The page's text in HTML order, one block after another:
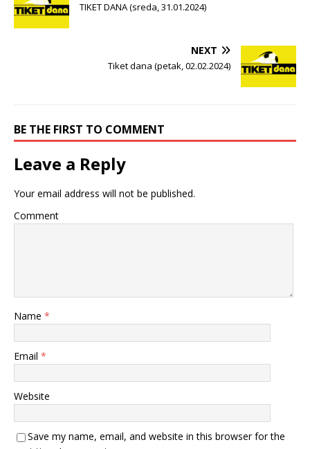
TIKET DANA (sreda, 31.01.2024)
NEXT
Tiket dana (petak, 02.02.2024)
BE THE FIRST TO COMMENT
Leave a Reply
Your email address will not be published.
Comment
Name *
Email *
Website
Save my name, email, and website in this browser for the